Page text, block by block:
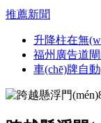
推薦新聞
升降柱在無
福州廣告道
車(chē)牌自